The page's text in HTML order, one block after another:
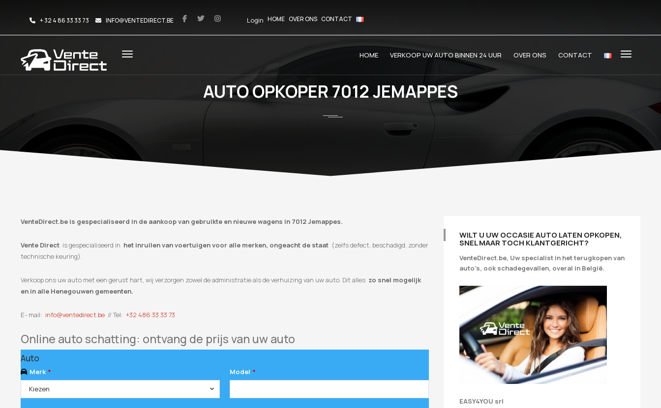
+ 32 4 86 33 33 73 INFO@VENTEDIRECT.BE Login HOME OVER ONS CONTACT
HOME VERKOOP UW AUTO BINNEN 24 UUR OVER ONS CONTACT
AUTO OPKOPER 7012 JEMAPPES
VenteDirect.be is gespecialiseerd in de aankoop van gebruikte en nieuwe wagens in 7012 Jemappes.
Vente Direct is gespecialiseerd in het inruilen van voertuigen voor alle merken, ongeacht de staat (zelfs defect, beschadigd, zonder
technische keuring).
Verkoop ons uw auto met een gerust hart, wij verzorgen zowel de administratie als de verhuizing van uw auto. Dit alles zo snel mogelijk
en in alle Henegouwen gemeenten.
E- mail: info@ventedirect.be // Tel: +32 486 33 33 73
Online auto schatting: ontvang de prijs van uw auto
Auto
Merk *
Kiezen
Model *
WILT U UW OCCASIE AUTO LATEN OPKOPEN,
SNEL MAAR TOCH KLANTGERICHT?
VenteDirect.be, Uw specialist in het terugkopen van
auto’s, ook schadegevallen, overal in België.
EASY4YOU srl